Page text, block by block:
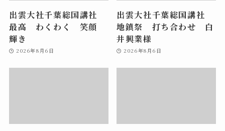
出雲大社千葉総国講社
最高 わくわく 笑顔
輝き
2026年8月6日
出雲大社千葉総国講社
地鎮祭 打ち合わせ 白
井興業様
2026年8月6日